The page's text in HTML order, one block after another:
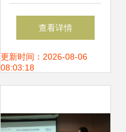
城市污水处理厂机
电控制系统中的应
查看详情
更新时间：2026-08-06
08:03:18